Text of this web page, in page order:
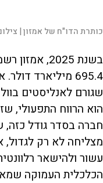
כותרת הדו"ח של אמזון |
בשנת 2025,
695.4 מיליארד
שגורם לאנליסטים
חברה בסדר גודל כזה,
מצליחה לא רק
עשור ולהישאר
הכלכלית העמוקה